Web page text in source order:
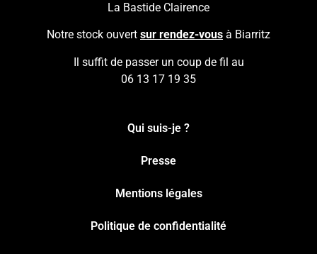
La Bastide Clairence
Notre stock ouvert sur rendez-vous à Biarritz
Il suffit de passer un coup de fil au
06 13 17 19 35
Qui suis-je ?
Presse
Mentions légales
Politique de confidentialité